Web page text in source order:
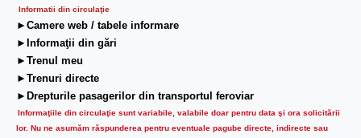
Informatii din circulaţie
►Camere web / tabele informare
►Informaţii din gări
►Trenul meu
►Trenuri directe
►Drepturile pasagerilor din transportul feroviar
Informaţiile din circulaţie sunt variabile, valabile doar pentru data şi ora solicitării
lor. Nu ne asumăm răspunderea pentru eventuale pagube directe, indirecte sau